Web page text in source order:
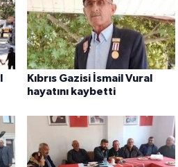
Kıbrıs Gazisi İsmail Vural
hayatını kaybetti